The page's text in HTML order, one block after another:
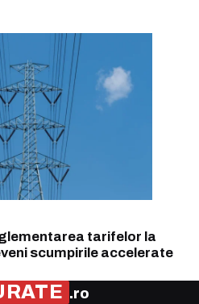
tarifelor la
scumpirile accelerate
.ro